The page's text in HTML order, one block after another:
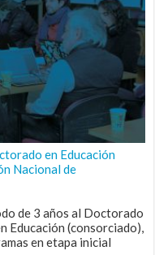
en Educación
Nacional de
de 3 años al Doctorado
Educación (consorciado),
en etapa inicial